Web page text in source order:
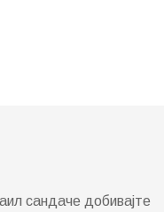
сандаче добивајте